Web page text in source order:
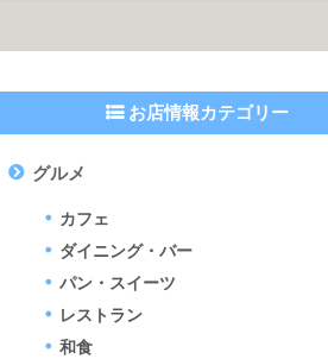
お店情報カテゴリー
グルメ
カフェ
ダイニング・バー
パン・スイーツ
レストラン
和食